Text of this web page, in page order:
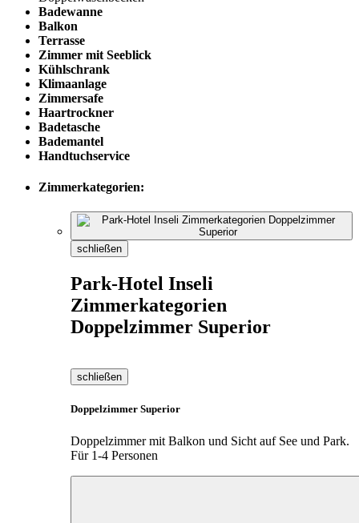
Badewanne
Balkon
Terrasse
Zimmer mit Seeblick
Kühlschrank
Klimaanlage
Zimmersafe
Haartrockner
Badetasche
Bademantel
Handtuchservice
Zimmerkategorien:
schließen
Park-Hotel Inseli
Zimmerkategorien
Doppelzimmer Superior
schließen
Doppelzimmer Superior
Doppelzimmer mit Balkon und Sicht auf See und Park.
Für 1-4 Personen